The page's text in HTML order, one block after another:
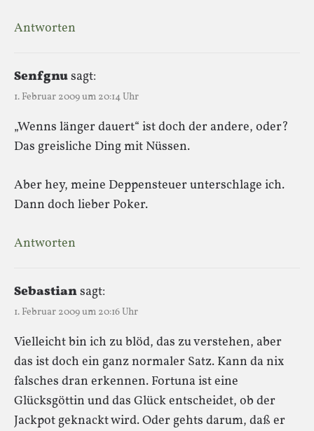
Antworten
Senfgnusagt:
1. Februar 2009 um 20:14 Uhr
„Wenns länger dauert“ ist doch der andere, oder?
Das greisliche Ding mit Nüssen.
Aber hey, meine Deppensteuer unterschlage ich.
Dann doch lieber Poker.
Antworten
Sebastiansagt:
1. Februar 2009 um 20:16 Uhr
Vielleicht bin ich zu blöd, das zu verstehen, aber
das ist doch ein ganz normaler Satz. Kann da nix
falsches dran erkennen. Fortuna ist eine
Glücksgöttin und das Glück entscheidet, ob der
Jackpot geknackt wird. Oder gehts darum, daß er